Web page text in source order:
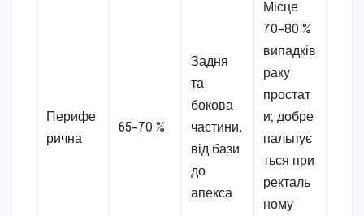
Перифе
рична
65–70 %
Задня
та
бокова
частини,
від бази
до
апекса
Місце
70–80 %
випадків
раку
простат
и; добре
пальпує
ться при
ректаль
ному